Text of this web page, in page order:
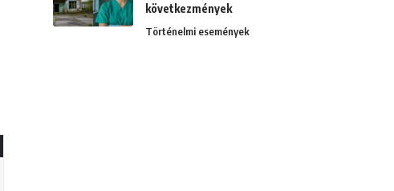
következmények
Történelmi események